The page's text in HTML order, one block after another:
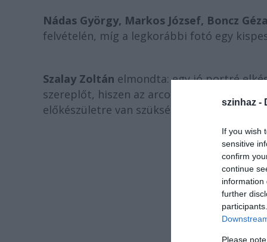
szinhaz -
If you wish
sensitive
confirm
continue
information
further
Please
Nádas György, Markos József, Boncz Géza
felvételén, míg a legkorábbi fotó egy
Szalay Zoltán elmondta: egy jó portré
szereplőt, hiszen az arcon túl a
előkészületre van szükség - hangsúlyozta.